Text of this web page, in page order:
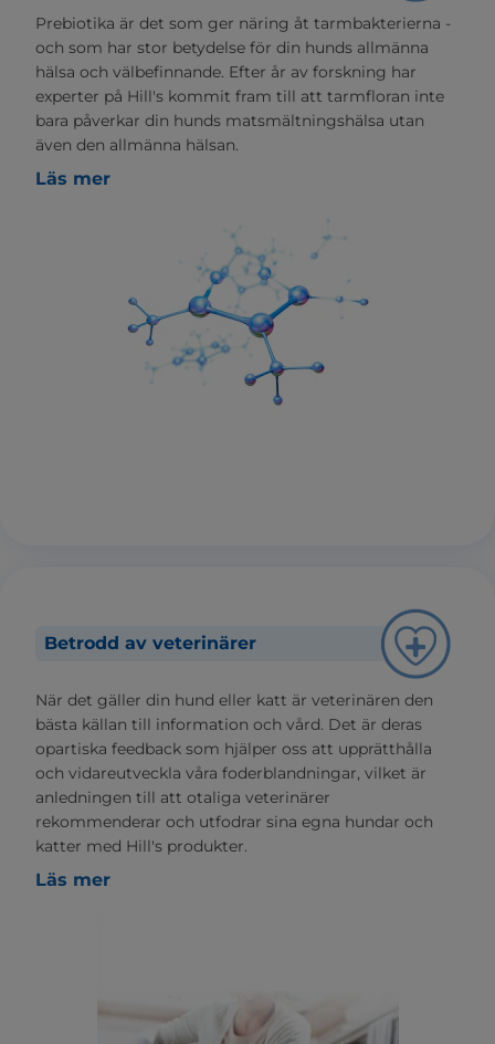
Prebiotika är det som ger näring åt tarmbakterierna -
och som har stor betydelse för din hunds allmänna
hälsa och välbefinnande. Efter år av forskning har
experter på Hill's kommit fram till att tarmfloran inte
bara påverkar din hunds matsmältningshälsa utan
även den allmänna hälsan.
Läs mer
Betrodd av veterinärer
När det gäller din hund eller katt är veterinären den
bästa källan till information och vård. Det är deras
opartiska feedback som hjälper oss att upprätthålla
och vidareutveckla våra foderblandningar, vilket är
anledningen till att otaliga veterinärer
rekommenderar och utfodrar sina egna hundar och
katter med Hill's produkter.
Läs mer